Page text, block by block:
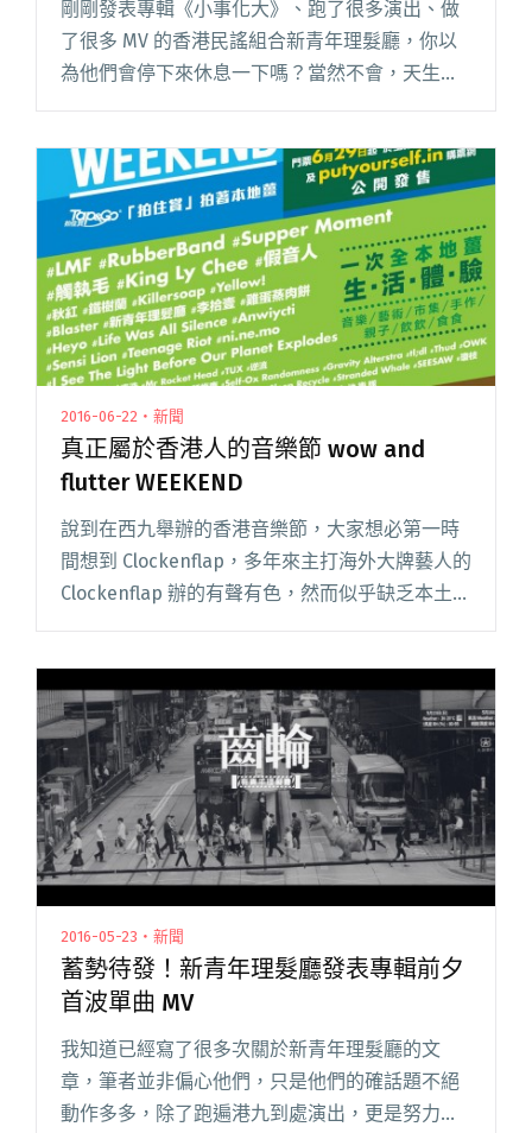
剛剛發表專輯《小事化大》、跑了很多演出、做
了很多 MV 的香港民謠組合新青年理髮廳，你以
為他們會停下來休息一下嗎？當然不會，天生勞
首歌在專輯還沒面世閱讀全文 "新青年理髮廳歌
頌友誼之作〈喂 老友〉"
2016-06-22・新聞
真正屬於香港人的音樂節 wow and
flutter WEEKEND
說到在西九舉辦的香港音樂節，大家想必第一時
間想到 Clockenflap，多年來主打海外大牌藝人的
Clockenflap 辦的有聲有色，然而似乎缺乏本土元
素。近年香港獨立音樂圈越趨繁盛，多組單位冒
閱讀全文 "真正屬於香港人的音樂節 wow and
flutter WEEKEND"
2016-05-23・新聞
蓄勢待發！新青年理髮廳發表專輯前夕
首波單曲 MV
我知道已經寫了很多次關於新青年理髮廳的文
章，筆者並非偏心他們，只是他們的確話題不絕
動作多多，除了跑遍港九到處演出，更是努力寫